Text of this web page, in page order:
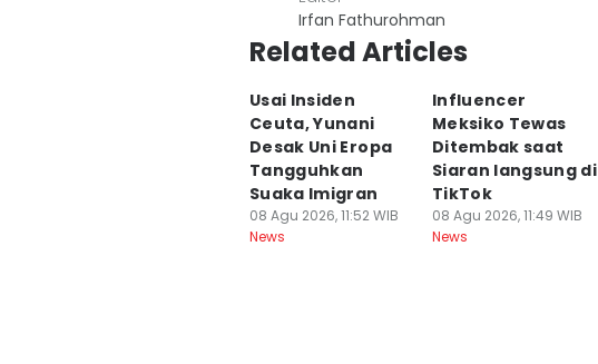
Irfan Fathurohman
Related Articles
Usai Insiden
Ceuta, Yunani
Desak Uni Eropa
Tangguhkan
Suaka Imigran
08 Agu 2026, 11:52 WIB
News
Influencer
Meksiko Tewas
Ditembak saat
Siaran langsung di
TikTok
08 Agu 2026, 11:49 WIB
News